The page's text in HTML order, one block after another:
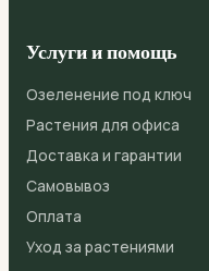
Услуги и помощь
Озеленение под ключ
Растения для офиса
Доставка и гарантии
Самовывоз
Оплата
Уход за растениями